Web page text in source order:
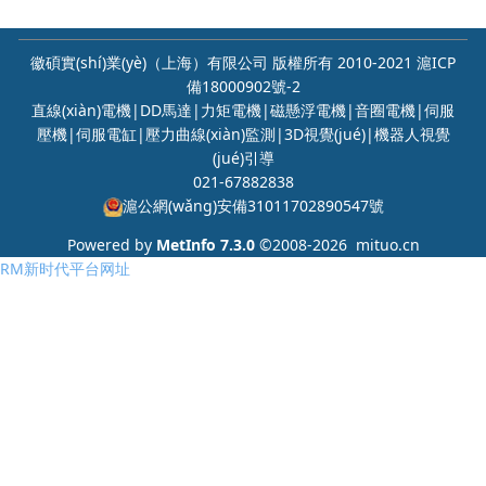
徽碩實(shí)業(yè)（上海）有限公司 版權所有 2010-2021 滬ICP
備18000902號-2
直線(xiàn)電機|DD馬達|力矩電機|磁懸浮電機|音圈電機|伺服
壓機|伺服電缸|壓力曲線(xiàn)監測|3D視覺(jué)|機器人視覺
(jué)引導
021-67882838
滬公網(wǎng)安備31011702890547號
Powered by MetInfo 7.3.0©2008-2026 mituo.cn
RM新时代平台网址